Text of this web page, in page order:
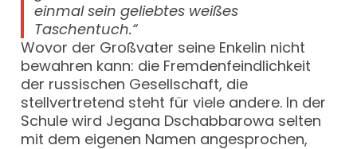
einmal sein geliebtes weißes
Taschentuch.“
Wovor der Großvater seine Enkelin nicht
bewahren kann: die Fremdenfeindlichkeit
der russischen Gesellschaft, die
stellvertretend steht für viele andere. In der
Schule wird Jegana Dschabbarowa selten
mit dem eigenen Namen angesprochen,